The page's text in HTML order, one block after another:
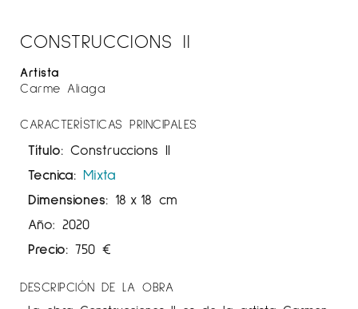
CONSTRUCCIONS II
Artista
Carme Aliaga
CARACTERÍSTICAS PRINCIPALES
Título: Construccions II
Tecnica: Mixta
Dimensiones: 18 x 18 cm
Año: 2020
Precio: 750 €
DESCRIPCIÓN DE LA OBRA